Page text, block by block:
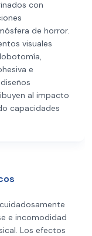
con
de horror.
visuales
e
al impacto
capacidades
e incomodidad
Los efectos